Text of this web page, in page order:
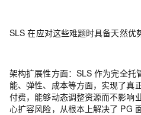
SLS 在应对这些难题时具备天然优
架构扩展性方面： SLS 作为完全托
能、弹性、成本等方面，实现了真
付费，能够动态调整资源而不影响
心扩容风险，从根本上解决了 PG